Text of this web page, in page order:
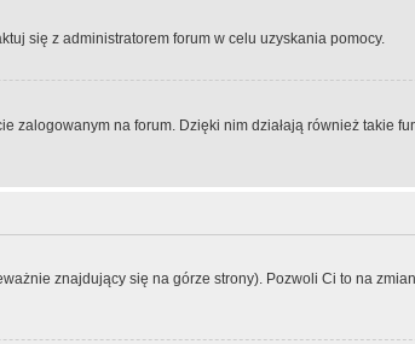
się z administratorem forum w celu uzyskania pomocy.
zalogowanym na forum. Dzięki nim działają również takie
znajdujący się na górze strony). Pozwoli Ci to na